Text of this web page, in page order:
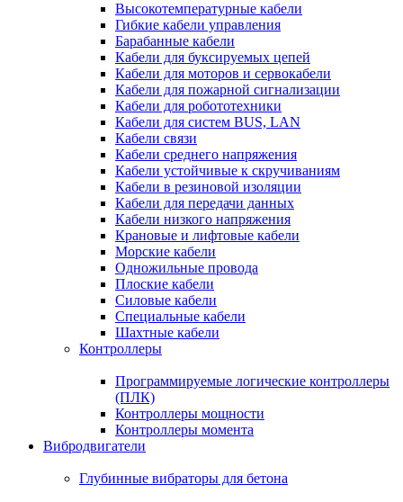
Высокотемпературные кабели
Гибкие кабели управления
Барабанные кабели
Кабели для буксируемых цепей
Кабели для моторов и сервокабели
Кабели для пожарной сигнализации
Кабели для робототехники
Кабели для систем BUS, LAN
Кабели связи
Кабели среднего напряжения
Кабели устойчивые к скручиваниям
Кабели в резиновой изоляции
Кабели для передачи данных
Кабели низкого напряжения
Крановые и лифтовые кабели
Морские кабели
Одножильные провода
Плоские кабели
Силовые кабели
Специальные кабели
Шахтные кабели
Контроллеры
Программируемые логические контроллеры
(ПЛК)
Контроллеры мощности
Контроллеры момента
Вибродвигатели
Глубинные вибраторы для бетона